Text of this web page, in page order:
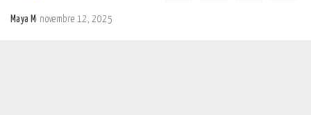
Posted
Maya M novembre 12, 2025